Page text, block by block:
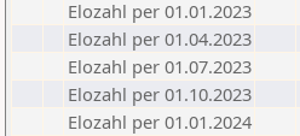
Elozahl per 01.01.2023
Elozahl per 01.04.2023
Elozahl per 01.07.2023
Elozahl per 01.10.2023
Elozahl per 01.01.2024